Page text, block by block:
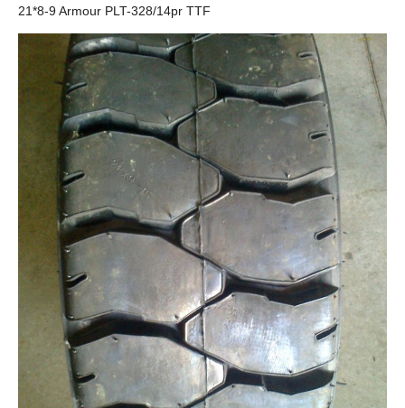
21*8-9 Armour PLT-328/14pr TTF